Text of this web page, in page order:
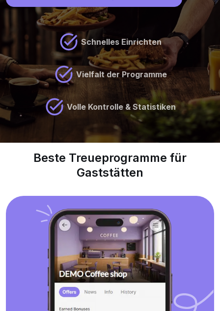
Schnelles Einrichten
Vielfalt der Programme
Volle Kontrolle & Statistiken
Beste Treueprogramme für
Gaststätten